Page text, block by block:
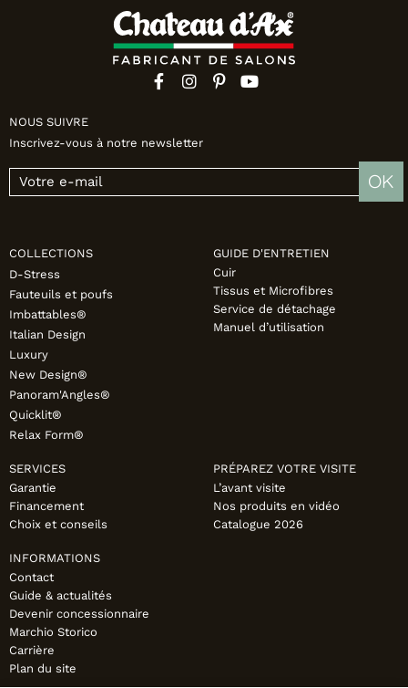
NOUS SUIVRE
Inscrivez-vous à notre newsletter
OK
COLLECTIONS
D-Stress
Fauteuils et poufs
Imbattables®
Italian Design
Luxury
New Design®
Panoram'Angles®
Quicklit®
Relax Form®
GUIDE D'ENTRETIEN
Cuir
Tissus et Microfibres
Service de détachage
Manuel d’utilisation
SERVICES
Garantie
Financement
Choix et conseils
PRÉPAREZ VOTRE VISITE
L’avant visite
Nos produits en vidéo
Catalogue 2026
INFORMATIONS
Contact
Guide & actualités
Devenir concessionnaire
Marchio Storico
Carrière
Plan du site